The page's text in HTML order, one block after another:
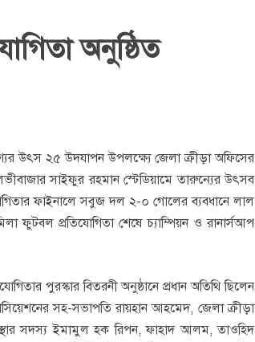
অনুষ্ঠিত
উৎস ২৫ উদযাপন উপলক্ষ্যে জেলা ক্রীড়া অফিসের
সাইফুর রহমান স্টেডিয়ামে তারুন্যের উৎসব
ফাইনালে সবুজ দল ২-০ গোলের ব্যবধানে লাল
ফুটবল প্রতিযোগিতা শেষে চ্যাম্পিয়ন ও রানার্সআপ
পুরস্কার বিতরনী অনুষ্ঠানে প্রধান অতিথি ছিলেন
সহ-সভাপতি রায়হান আহমেদ, জেলা ক্রীড়া
সদস্য ইমামুল হক রিপন, ফাহাদ আলম, তাওহিদ